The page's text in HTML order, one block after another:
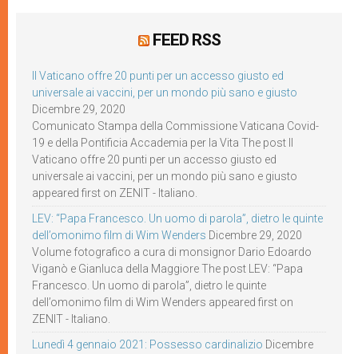
FEED RSS
Il Vaticano offre 20 punti per un accesso giusto ed
universale ai vaccini, per un mondo più sano e giusto
Dicembre 29, 2020
Comunicato Stampa della Commissione Vaticana Covid-
19 e della Pontificia Accademia per la Vita The post Il
Vaticano offre 20 punti per un accesso giusto ed
universale ai vaccini, per un mondo più sano e giusto
appeared first on ZENIT - Italiano.
LEV: “Papa Francesco. Un uomo di parola”, dietro le quinte
dell’omonimo film di Wim Wenders Dicembre 29, 2020
Volume fotografico a cura di monsignor Dario Edoardo
Viganò e Gianluca della Maggiore The post LEV: “Papa
Francesco. Un uomo di parola”, dietro le quinte
dell’omonimo film di Wim Wenders appeared first on
ZENIT - Italiano.
Lunedì 4 gennaio 2021: Possesso cardinalizio Dicembre